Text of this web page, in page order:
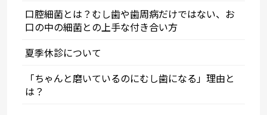
口腔細菌とは？むし歯や歯周病だけではない、お
口の中の細菌との上手な付き合い方
夏季休診について
「ちゃんと磨いているのにむし歯になる」理由と
は？